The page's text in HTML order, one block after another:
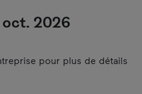
oct. 2026
pour plus de détails